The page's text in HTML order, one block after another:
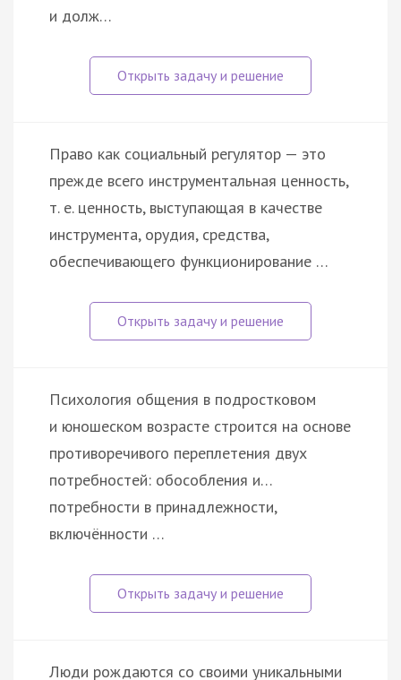
и долж…
Право как социальный регулятор — это
прежде всего инструментальная ценность,
т. е. ценность, выступающая в качестве
инструмента, орудия, средства,
обеспечивающего функционирование …
Психология общения в подростковом
и юношеском возрасте строится на основе
противоречивого переплетения двух
потребностей: обособления и…
потребности в принадлежности,
включённости …
Люди рождаются со своими уникальными